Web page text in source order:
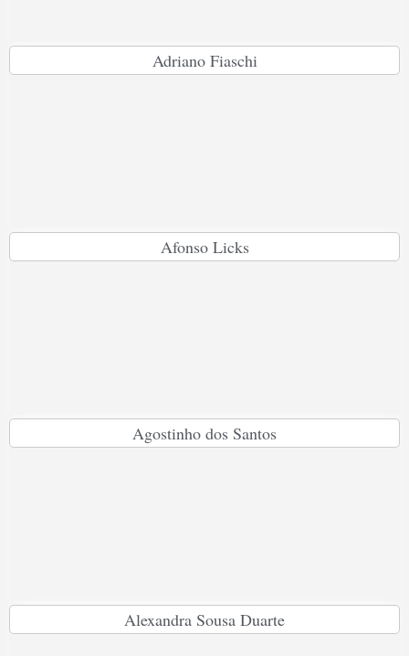
Adriano Fiaschi
Afonso Licks
Agostinho dos Santos
Alexandra Sousa Duarte